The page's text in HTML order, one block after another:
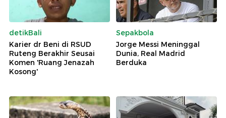
detikBali
Karier dr Beni di RSUD
Ruteng Berakhir Seusai
Komen 'Ruang Jenazah
Kosong'
Sepakbola
Jorge Messi Meninggal
Dunia, Real Madrid
Berduka